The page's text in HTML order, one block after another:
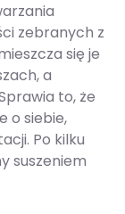
zebranych z
się je
a
to, że
o siebie,
Po kilku
suszeniem